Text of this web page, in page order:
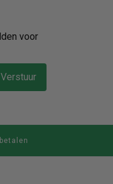
voor
Verstuur